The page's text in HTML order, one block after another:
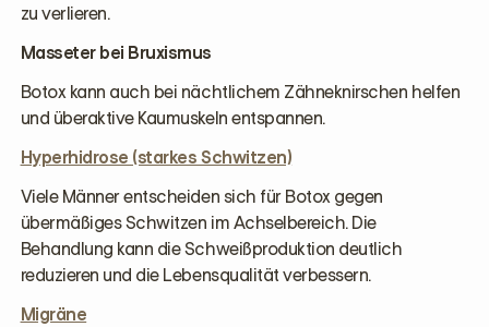
zu verlieren.
Masseter bei Bruxismus
Botox kann auch bei nächtlichem Zähneknirschen helfen
und überaktive Kaumuskeln entspannen.
Hyperhidrose (starkes Schwitzen)
Viele Männer entscheiden sich für Botox gegen
übermäßiges Schwitzen im Achselbereich. Die
Behandlung kann die Schweißproduktion deutlich
reduzieren und die Lebensqualität verbessern.
Migräne